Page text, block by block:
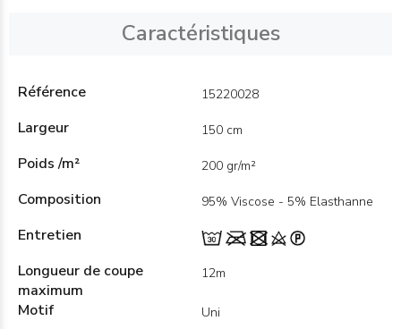
Caractéristiques
Référence 15220028
Largeur 150 cm
Poids /m² 200 gr/m²
Composition 95% Viscose - 5% Elasthanne
Entretien
Longueur de coupe
maximum
12m
Motif Uni